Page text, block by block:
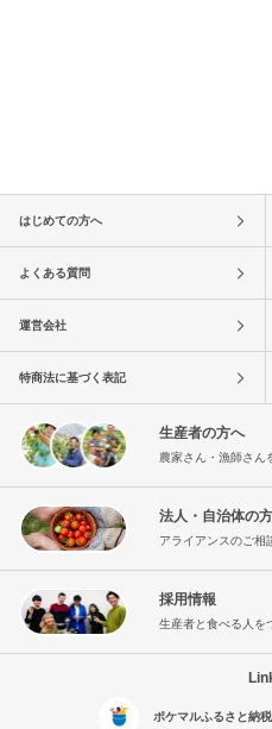
はじめての方へ
よくある質問
運営会社
特商法に基づく表記
生産者の方へ
農家さん・漁師さん
法人・自治体の
アライアンスのご相
採用情報
生産者と食べる人を
ポケマルふるさと納税